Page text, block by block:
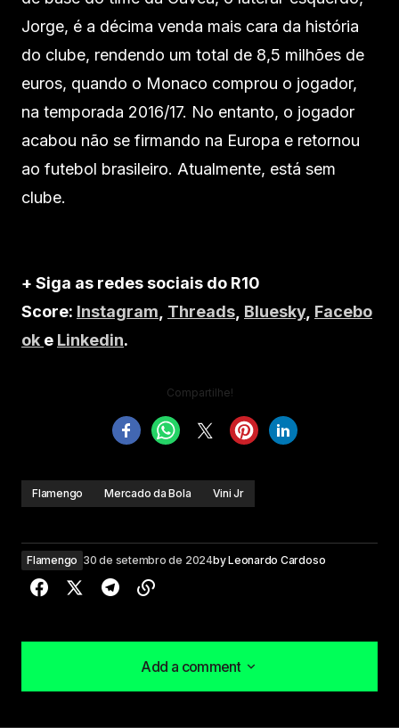
Jorge, é a décima venda mais cara da história
do clube, rendendo um total de 8,5 milhões de
euros, quando o Monaco comprou o jogador,
na temporada 2016/17. No entanto, o jogador
acabou não se firmando na Europa e retornou
ao futebol brasileiro. Atualmente, está sem
clube.
+ Siga as redes sociais do R10
Score: Instagram Threads Bluesky, Facebo
ok e Linkedin.
Compartilhe!
Flamengo Mercado da Bola Vini Jr
Flamengo 30 de setembro de 2024byLeonardo Cardoso
Add a comment
Add a comment